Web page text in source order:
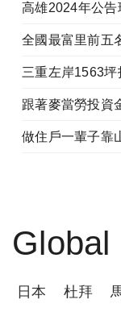
高雄2024年公告
全國最富里前五
Global
日本 杜拜